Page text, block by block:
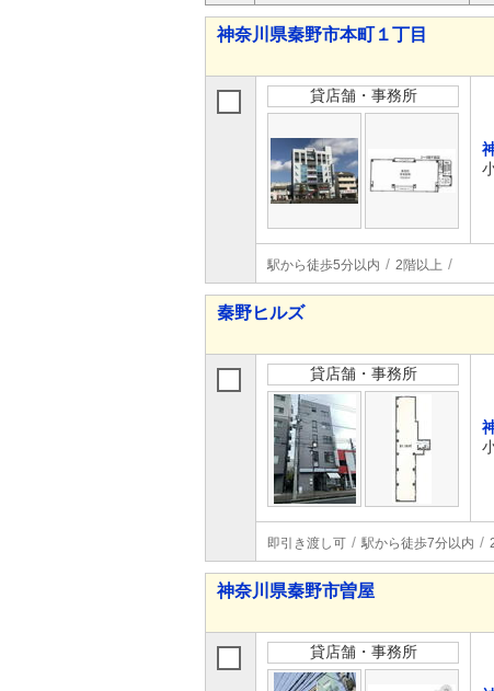
神奈川県秦野市本町１丁目
貸店舗・事務所
駅から徒歩5分以内 2階以上
秦野ヒルズ
貸店舗・事務所
即引き渡し可 駅から徒歩7分以内
神奈川県秦野市曽屋
貸店舗・事務所